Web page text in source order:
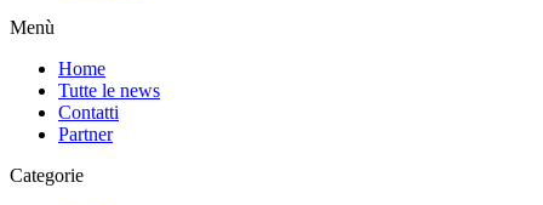
Menù
Home
Tutte le news
Contatti
Partner
Categorie